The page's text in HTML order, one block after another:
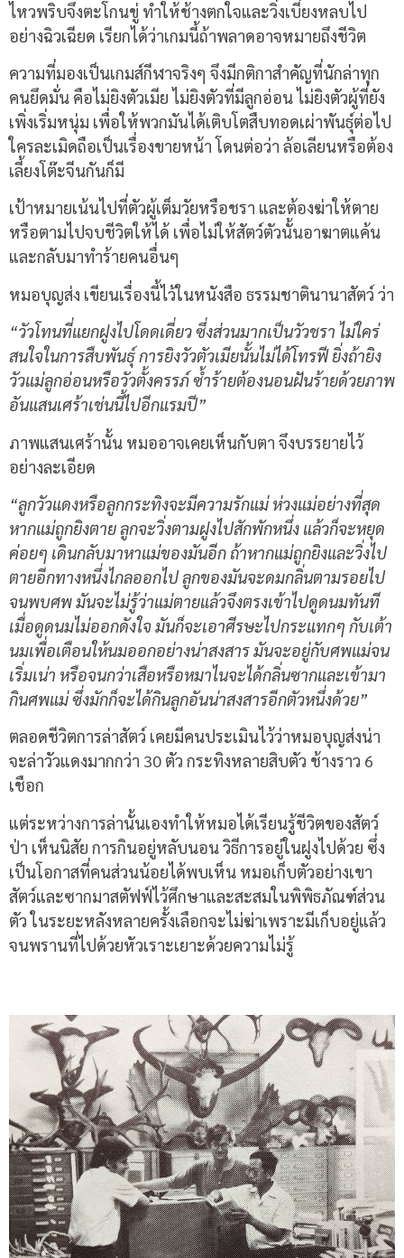
ไหวพริบจึงตะโกนขู่ ทำให้ช้างตกใจและวิ่งเบี่ยงหลบไป
อย่างฉิวเฉียด เรียกได้ว่าเกมนี้ถ้าพลาดอาจหมายถึงชีวิต
ความที่มองเป็นเกมส์กีฬาจริงๆ จึงมีกติกาสำคัญที่นักล่าทุก
คนยึดมั่น คือไม่ยิงตัวเมีย ไม่ยิงตัวที่มีลูกอ่อน ไม่ยิงตัวผู้ที่ยัง
เพิ่งเริ่มหนุ่ม เพื่อให้พวกมันได้เติบโตสืบทอดเผ่าพันธุ์ต่อไป
ใครละเมิดถือเป็นเรื่องขายหน้า โดนต่อว่า ล้อเลียนหรือต้อง
เลี้ยงโต๊ะจีนกันก็มี
เป้าหมายเน้นไปที่ตัวผู้เต็มวัยหรือชรา และต้องฆ่าให้ตาย
หรือตามไปจบชีวิตให้ได้ เพื่อไม่ให้สัตว์ตัวนั้นอาฆาตแค้น
และกลับมาทำร้ายคนอื่นๆ
หมอบุญส่ง เขียนเรื่องนี้ไว้ในหนังสือ ธรรมชาตินานาสัตว์ ว่า
“วัวโทนที่แยกฝูงไปโดดเดี่ยว ซึ่งส่วนมากเป็นวัวชรา ไม่ใคร่
สนใจในการสืบพันธุ์ การยิงวัวตัวเมียนั้นไม่ได้โทรฟี ยิ่งถ้ายิง
วัวแม่ลูกอ่อนหรือวัวตั้งครรภ์ ซ้ำร้ายต้องนอนฝันร้ายด้วยภาพ
อันแสนเศร้าเช่นนี้ไปอีกแรมปี”
ภาพแสนเศร้านั้น หมออาจเคยเห็นกับตา จึงบรรยายไว้
อย่างละเอียด
“ลูกวัวแดงหรือลูกกระทิงจะมีความรักแม่ ห่วงแม่อย่างที่สุด
หากแม่ถูกยิงตาย ลูกจะวิ่งตามฝูงไปสักพักหนึ่ง แล้วก็จะหยุด
ค่อยๆ เดินกลับมาหาแม่ของมันอีก ถ้าหากแม่ถูกยิงและวิ่งไป
ตายอีกทางหนึ่งไกลออกไป ลูกของมันจะดมกลิ่นตามรอยไป
จนพบศพ มันจะไม่รู้ว่าแม่ตายแล้วจึงตรงเข้าไปดูดนมทันที
เมื่อดูดนมไม่ออกดังใจ มันก็จะเอาศีรษะไปกระแทกๆ กับเต้า
นมเพื่อเตือนให้นมออกอย่างน่าสงสาร มันจะอยู่กับศพแม่จน
เริ่มเน่า หรือจนกว่าเสือหรือหมาไนจะได้กลิ่นซากและเข้ามา
กินศพแม่ ซึ่งมักก็จะได้กินลูกอันน่าสงสารอีกตัวหนึ่งด้วย”
ตลอดชีวิตการล่าสัตว์ เคยมีคนประเมินไว้ว่าหมอบุญส่งน่า
จะล่าวัวแดงมากกว่า 30 ตัว กระทิงหลายสิบตัว ช้างราว 6
เชือก
แต่ระหว่างการล่านั้นเองทำให้หมอได้เรียนรู้ชีวิตของสัตว์
ป่า เห็นนิสัย การกินอยู่หลับนอน วิธีการอยู่ในฝูงไปด้วย ซึ่ง
เป็นโอกาสที่คนส่วนน้อยได้พบเห็น หมอเก็บตัวอย่างเขา
สัตว์และซากมาสตัฟฟ์ไว้ศึกษาและสะสมในพิพิธภัณฑ์ส่วน
ตัว ในระยะหลังหลายครั้งเลือกจะไม่ฆ่าเพราะมีเก็บอยู่แล้ว
จนพรานที่ไปด้วยหัวเราะเยาะด้วยความไม่รู้